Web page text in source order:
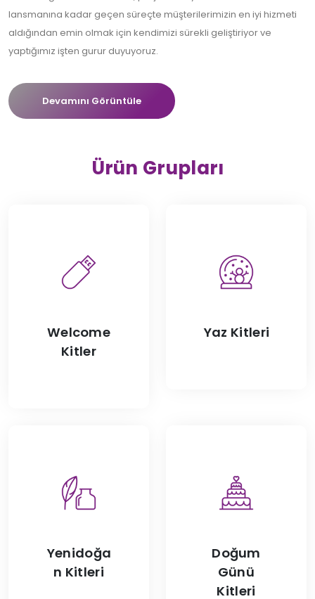
lansmanına kadar geçen süreçte müşterilerimizin en iyi hizmeti
aldığından emin olmak için kendimizi sürekli geliştiriyor ve
yaptığımız işten gurur duyuyoruz.
Devamını Görüntüle
Ürün Grupları
Welcome
Kitler
Yaz Kitleri
Yenidoğa
n Kitleri
Doğum
Günü
Kitleri